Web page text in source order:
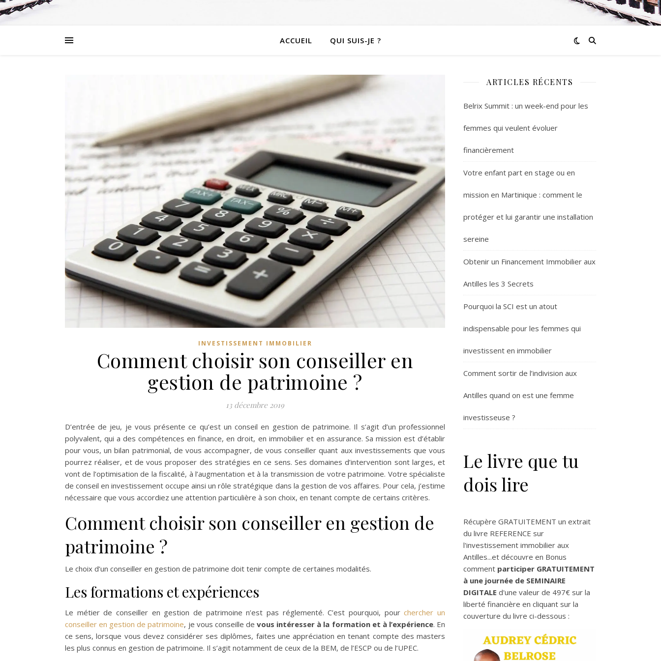
ACCUEIL QUI SUIS-JE ?
INVESTISSEMENT IMMOBILIER
Comment choisir son conseiller en
gestion de patrimoine ?
13 décembre 2019
D’entrée de jeu, je vous présente ce qu’est un conseil en gestion de patrimoine. Il s’agit d’un professionnel
polyvalent, qui a des compétences en finance, en droit, en immobilier et en assurance. Sa mission est d’établir
pour vous, un bilan patrimonial, de vous accompagner, de vous conseiller quant aux investissements que vous
pourrez réaliser, et de vous proposer des stratégies en ce sens. Ses domaines d’intervention sont larges, et
vont de l’optimisation de la fiscalité, à l’augmentation et à la transmission de votre patrimoine. Votre spécialiste
de conseil en investissement occupe ainsi un rôle stratégique dans la gestion de vos affaires. Pour cela, j’estime
nécessaire que vous accordiez une attention particulière à son choix, en tenant compte de certains critères.
Comment choisir son conseiller en gestion de
patrimoine ?
Le choix d’un conseiller en gestion de patrimoine doit tenir compte de certaines modalités.
Les formations et expériences
Le métier de conseiller en gestion de patrimoine n’est pas réglementé. C’est pourquoi, pourchercher un
conseiller en gestion de patrimoine, je vous conseille devous intéresser à la formation et à l’expérience. En
ce sens, lorsque vous devez considérer ses diplômes, faites une appréciation en tenant compte des masters
les plus connus en gestion de patrimoine. Il s’agit notamment de ceux de la BEM, de l’ESCP ou de l’UPEC.
ARTICLES RÉCENTS
Belrix Summit : un week-end pour les
femmes qui veulent évoluer
financièrement
Votre enfant part en stage ou en
mission en Martinique : comment le
protéger et lui garantir une installation
sereine
Obtenir un Financement Immobilier aux
Antilles les 3 Secrets
Pourquoi la SCI est un atout
indispensable pour les femmes qui
investissent en immobilier
Comment sortir de l’indivision aux
Antilles quand on est une femme
investisseuse ?
Le livre que tu
dois lire
Récupère GRATUITEMENT un extrait
du livre REFERENCE sur
l'investissement immobilier aux
Antilles...et découvre en Bonus
comment participer GRATUITEMENT
à une journée de SEMINAIRE
DIGITALE d'une valeur de 497€ sur la
liberté financière en cliquant sur la
couverture du livre ci-dessous :